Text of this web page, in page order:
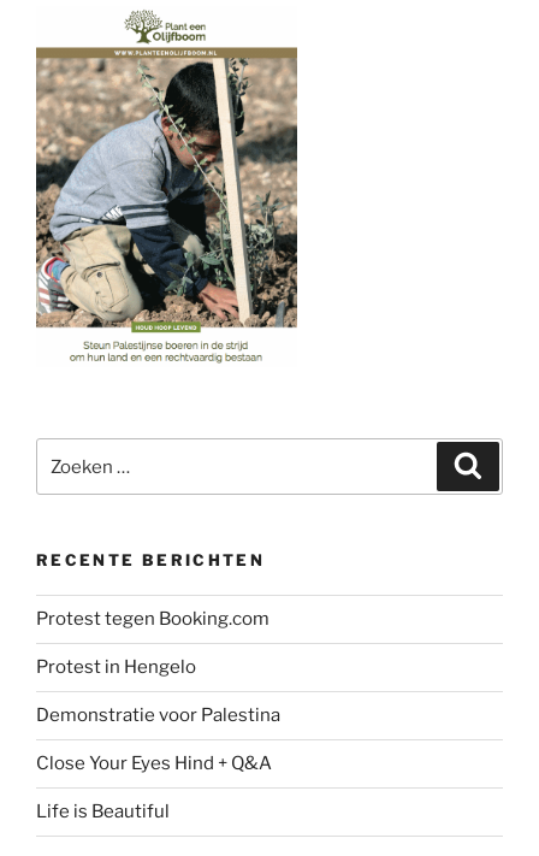
naar:
RECENTE BERICHTEN
Protest tegen Booking.com
Protest in Hengelo
Demonstratie voor Palestina
Close Your Eyes Hind + Q&A
Life is Beautiful